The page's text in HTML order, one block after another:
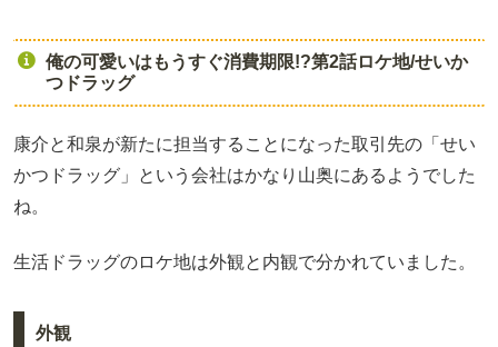
俺の可愛いはもうすぐ消費期限!?第2話ロケ地/せいか
つドラッグ
康介と和泉が新たに担当することになった取引先の「せい
かつドラッグ」という会社はかなり山奥にあるようでした
ね。
生活ドラッグのロケ地は外観と内観で分かれていました。
外観